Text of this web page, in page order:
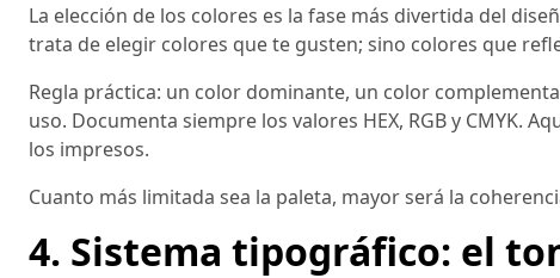
La elección de los colores es la fase más divertida del
trata de elegir colores que te gusten; sino colores que
Regla práctica: un color dominante, un color
uso. Documenta siempre los valores HEX, RGB y CMYK.
los impresos.
Cuanto más limitada sea la paleta, mayor será la
4. Sistema tipográfico: el